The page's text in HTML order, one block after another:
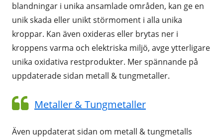
blandningar i unika ansamlade områden, kan ge en
unik skada eller unikt störmoment i alla unika
kroppar. Kan även oxideras eller brytas ner i
kroppens varma och elektriska miljö, avge ytterligare
unika oxidativa restprodukter. Mer spännande på
uppdaterade sidan metall & tungmetaller.
Metaller & Tungmetaller
Även uppdaterat sidan om metall & tungmetalls